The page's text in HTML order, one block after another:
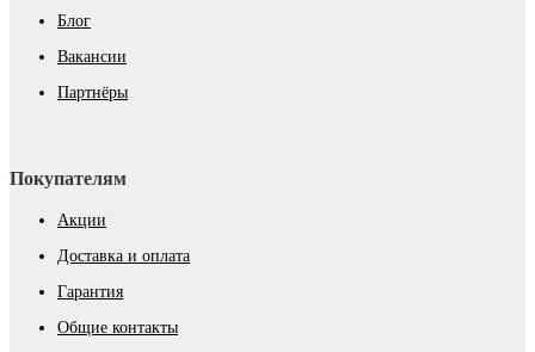
Блог
Вакансии
Партнёры
Покупателям
Акции
Доставка и оплата
Гарантия
Общие контакты